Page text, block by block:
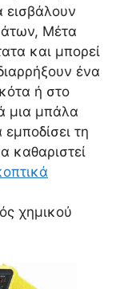
εισβάλουν
Μέτα
και μπορεί
ένα
ή στο
μια μπάλα
εμποδίσει τη
καθαριστεί
χημικού